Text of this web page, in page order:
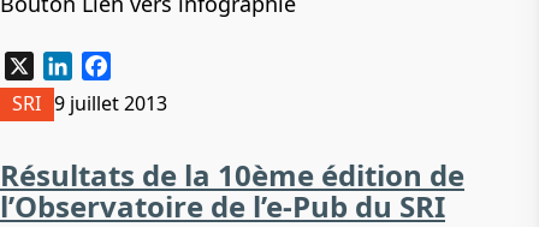
LinkedIn
SRI 9 juillet 2013
Résultats de la 10ème édition de
l’Observatoire de l’e-Pub du SRI